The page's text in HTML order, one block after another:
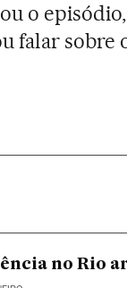
o
falar sobre
no Rio